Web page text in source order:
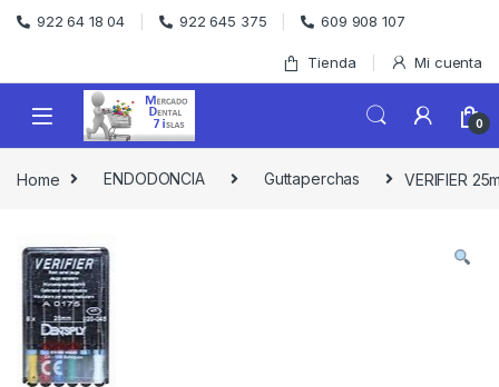
Skip to navigation
Skip to content
922 64 18 04 922 645 375 609 908 107
Tienda Mi cuenta
0
Home ENDODONCIA Guttaperchas VERIFIER